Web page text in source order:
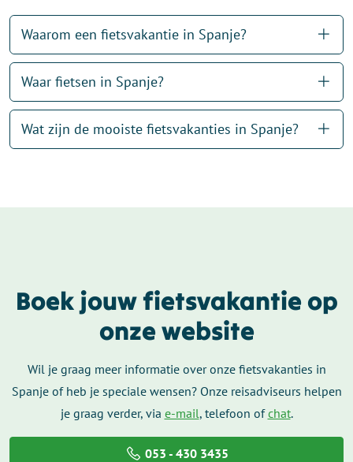
Waarom een fietsvakantie in Spanje?
Waar fietsen in Spanje?
Wat zijn de mooiste fietsvakanties in Spanje?
Boek jouw fietsvakantie op
onze website
Wil je graag meer informatie over onze fietsvakanties in
Spanje of heb je speciale wensen? Onze reisadviseurs helpen
je graag verder, via e-mail, telefoon ofchat.
053 - 430 3435